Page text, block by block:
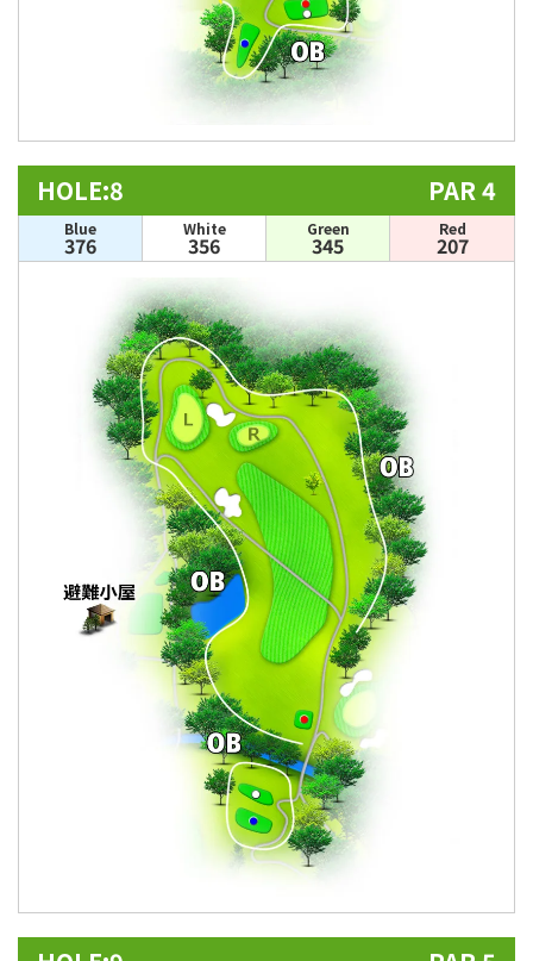
HOLE:8 PAR 4
Blue
376
White
356
Green
345
Red
207